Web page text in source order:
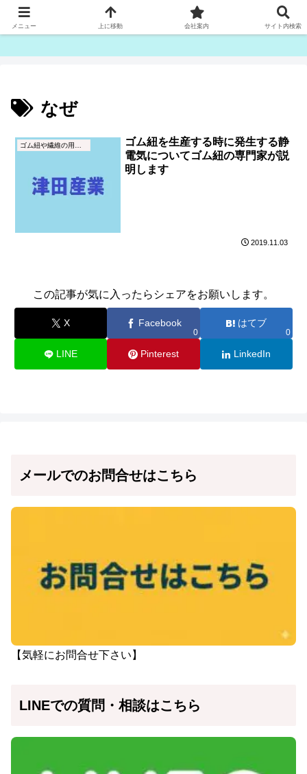
ゴム紐・平ゴム製造販売は津田産業直販部です
なぜ
ゴム紐を生産する時に発生する静
電気についてゴム紐の専門家が説
明します
2019.11.03
この記事が気に入ったらシェアをお願いします。
X Facebook
0
はてブ
0
LINE Pinterest LinkedIn
メールでのお問合せはこちら
【気軽にお問合せ下さい】
LINEでの質問・相談はこちら
メニュー 上に移動 会社案内 サイト内検索